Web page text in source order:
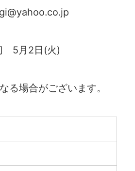
5月2日(火)
る場合がございます。